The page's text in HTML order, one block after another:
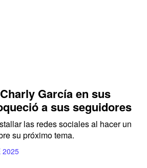
García en sus
a sus seguidores
las redes sociales al hacer un
su próximo tema.
2025